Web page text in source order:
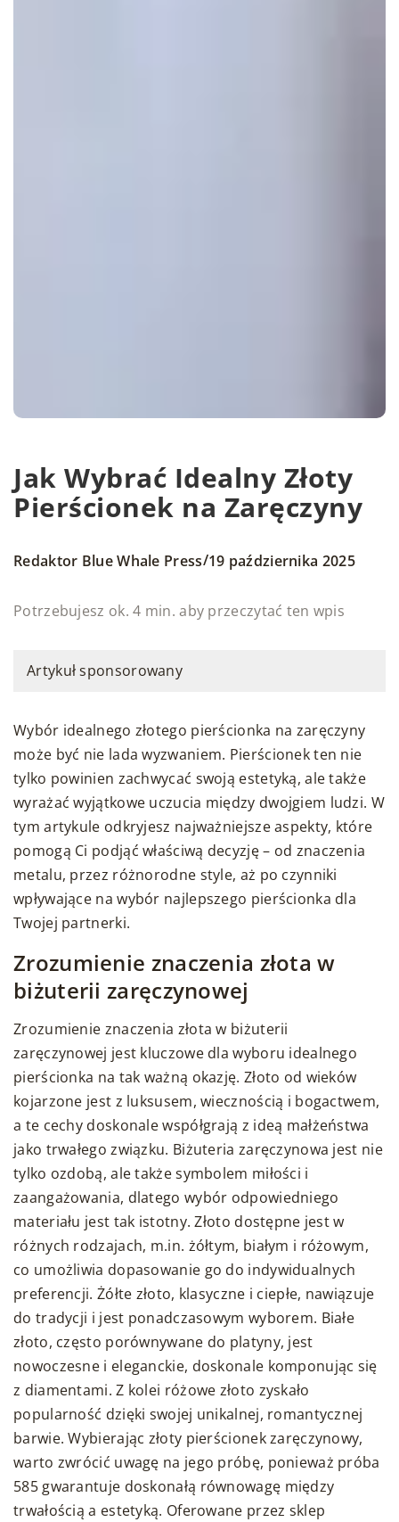
Jak Wybrać Idealny Złoty
Pierścionek na Zaręczyny
Redaktor Blue Whale Press/19 października 2025
Potrzebujesz ok. 4 min. aby przeczytać ten wpis
Artykuł sponsorowany
Wybór idealnego złotego pierścionka na zaręczyny
może być nie lada wyzwaniem. Pierścionek ten nie
tylko powinien zachwycać swoją estetyką, ale także
wyrażać wyjątkowe uczucia między dwojgiem ludzi. W
tym artykule odkryjesz najważniejsze aspekty, które
pomogą Ci podjąć właściwą decyzję – od znaczenia
metalu, przez różnorodne style, aż po czynniki
wpływające na wybór najlepszego pierścionka dla
Twojej partnerki.
Zrozumienie znaczenia złota w
biżuterii zaręczynowej
Zrozumienie znaczenia złota w biżuterii
zaręczynowej jest kluczowe dla wyboru idealnego
pierścionka na tak ważną okazję. Złoto od wieków
kojarzone jest z luksusem, wiecznością i bogactwem,
a te cechy doskonale współgrają z ideą małżeństwa
jako trwałego związku. Biżuteria zaręczynowa jest nie
tylko ozdobą, ale także symbolem miłości i
zaangażowania, dlatego wybór odpowiedniego
materiału jest tak istotny. Złoto dostępne jest w
różnych rodzajach, m.in. żółtym, białym i różowym,
co umożliwia dopasowanie go do indywidualnych
preferencji. Żółte złoto, klasyczne i ciepłe, nawiązuje
do tradycji i jest ponadczasowym wyborem. Białe
złoto, często porównywane do platyny, jest
nowoczesne i eleganckie, doskonale komponując się
z diamentami. Z kolei różowe złoto zyskało
popularność dzięki swojej unikalnej, romantycznej
barwie. Wybierając złoty pierścionek zaręczynowy,
warto zwrócić uwagę na jego próbę, ponieważ próba
585 gwarantuje doskonałą równowagę między
trwałością a estetyką. Oferowane przez sklep